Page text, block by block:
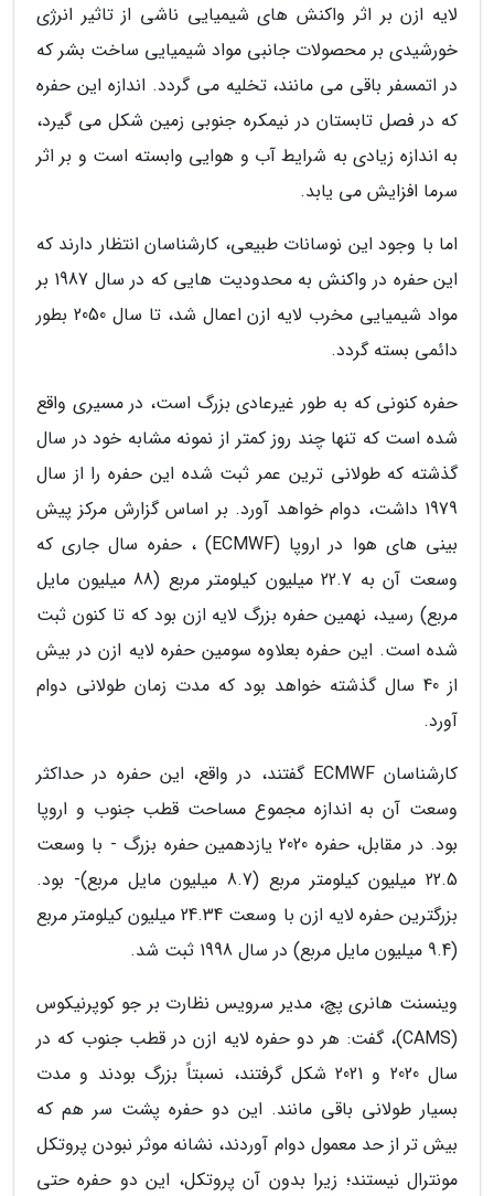
لایه ازن بر اثر واکنش های شیمیایی ناشی از تاثیر انرژی
خورشیدی بر محصولات جانبی مواد شیمیایی ساخت بشر که
در اتمسفر باقی می مانند، تخلیه می گردد. اندازه این حفره
که در فصل تابستان در نیمکره جنوبی زمین شکل می گیرد،
به اندازه زیادی به شرایط آب و هوایی وابسته است و بر اثر
سرما افزایش می یابد.
اما با وجود این نوسانات طبیعی، کارشناسان انتظار دارند که
این حفره در واکنش به محدودیت هایی که در سال 1987 بر
مواد شیمیایی مخرب لایه ازن اعمال شد، تا سال 2050 بطور
دائمی بسته گردد.
حفره کنونی که به طور غیرعادی بزرگ است، در مسیری واقع
شده است که تنها چند روز کمتر از نمونه مشابه خود در سال
گذشته که طولانی ترین عمر ثبت شده این حفره را از سال
1979 داشت، دوام خواهد آورد. بر اساس گزارش مرکز پیش
بینی های هوا در اروپا (ECMWF) ، حفره سال جاری که
وسعت آن به 22.7 میلیون کیلومتر مربع (88 میلیون مایل
مربع) رسید، نهمین حفره بزرگ لایه ازن بود که تا کنون ثبت
شده است. این حفره بعلاوه سومین حفره لایه ازن در بیش
از 40 سال گذشته خواهد بود که مدت زمان طولانی دوام
آورد.
کارشناسان ECMWF گفتند، در واقع، این حفره در حداکثر
وسعت آن به اندازه مجموع مساحت قطب جنوب و اروپا
بود. در مقابل، حفره 2020 یازدهمین حفره بزرگ - با وسعت
22.5 میلیون کیلومتر مربع (8.7 میلیون مایل مربع)- بود.
بزرگترین حفره لایه ازن با وسعت 24.34 میلیون کیلومتر مربع
(9.4 میلیون مایل مربع) در سال 1998 ثبت شد.
وینسنت هانری پچ، مدیر سرویس نظارت بر جو کوپرنیکوس
(CAMS)، گفت: هر دو حفره لایه ازن در قطب جنوب که در
سال 2020 و 2021 شکل گرفتند، نسبتاً بزرگ بودند و مدت
بسیار طولانی باقی مانند. این دو حفره پشت سر هم که
بیش تر از حد معمول دوام آوردند، نشانه موثر نبودن پروتکل
مونترال نیستند؛ زیرا بدون آن پروتکل، این دو حفره حتی